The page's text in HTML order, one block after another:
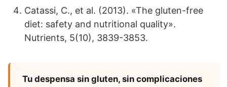
Catassi, C., et al. (2013). «The gluten-free
diet: safety and nutritional quality».
Nutrients, 5(10), 3839-3853.
Tu despensa sin gluten, sin complicaciones